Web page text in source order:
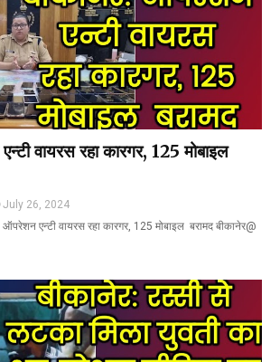
वायरस रहा कारगर, 125 मोबाइल
July 26, 2024
एन्टी वायरस रहा कारगर, 125 मोबाइल बरामद बीकानेर@